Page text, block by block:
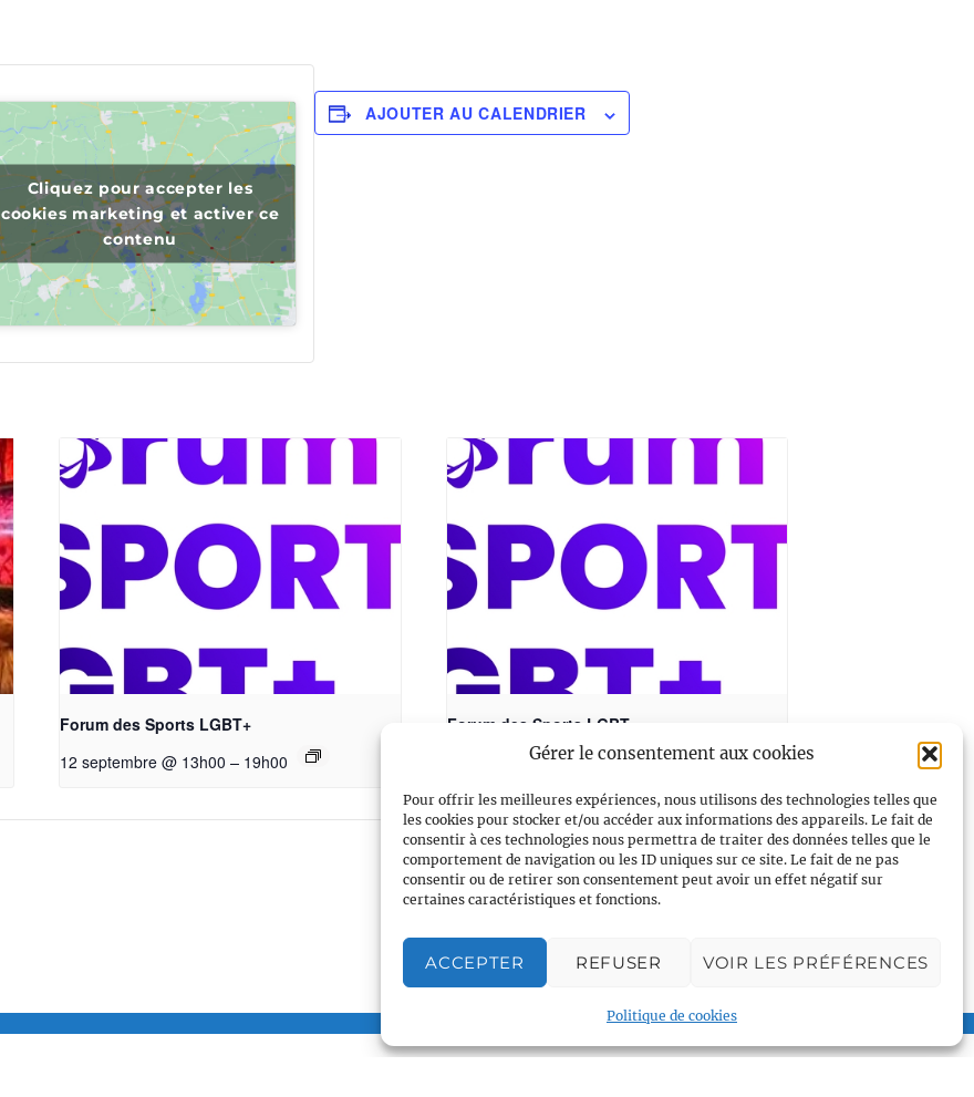
Gérer le consentement aux cookies
Pour offrir les meilleures expériences, nous utilisons des technologies telles que
les cookies pour stocker et/ou accéder aux informations des appareils. Le fait de
consentir à ces technologies nous permettra de traiter des données telles que le
comportement de navigation ou les ID uniques sur ce site. Le fait de ne pas
consentir ou de retirer son consentement peut avoir un effet négatif sur
certaines caractéristiques et fonctions.
ACCEPTER REFUSER VOIR LES PRÉFÉRENCES
Politique de cookies
Cliquez pour accepter les
cookies marketing et activer ce
contenu
AJOUTER AU CALENDRIER
Forum des Sports LGBT+
12 septembre @ 13h00 – 19h00
Forum des Sports LGBT+
13 septembre @ 13h00 – 19h00
Entraînement J80
Associations partenaires Plan du site